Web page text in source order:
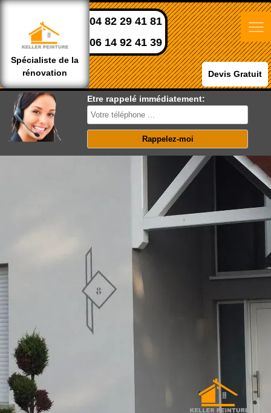
Spécialiste de la
rénovation
04 82 29 41 81
06 14 92 41 39
Devis Gratuit
Etre rappelé immédiatement: